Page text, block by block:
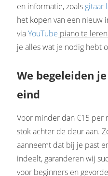
en informatie, zoals gitaar
het kopen van een nieuw
viaYouTube piano te
je alles wat je nodig hebt
We begeleiden
eind
Voor minder dan €15 per
stok achter de deur aan.
aanneemt dat bij je past
indeelt, garanderen wij
voor beginners en